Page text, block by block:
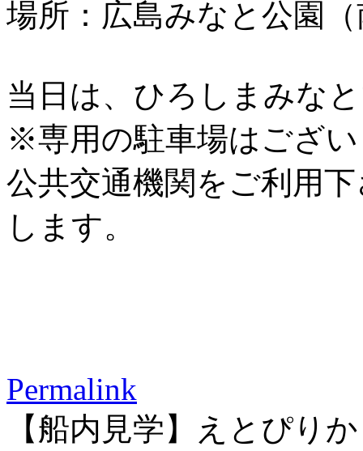
場所：広島みなと公園
当日は、ひろしまみな
※専用の駐車場はござ
公共交通機関をご利用
します。
Permalink
【船内見学】えとぴりか